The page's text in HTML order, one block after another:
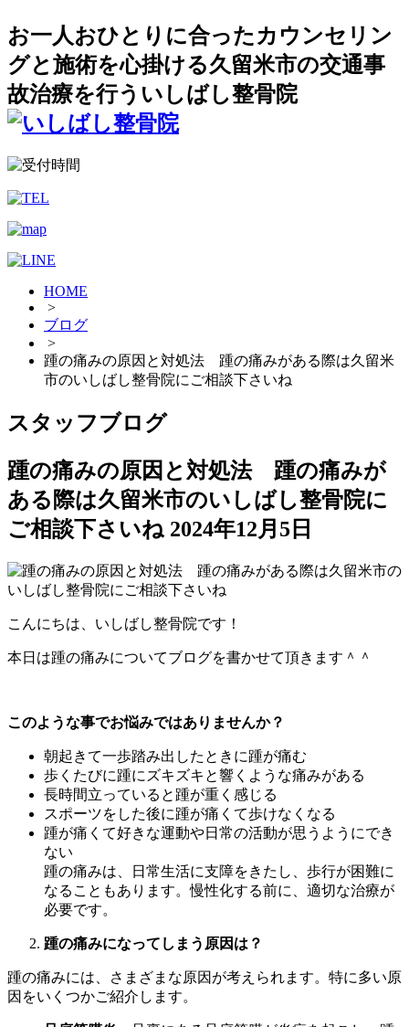
お一人おひとりに合ったカウンセリン
グと施術を心掛ける久留米市の交通事
故治療を行ういしばし整骨院
HOME
>
ブログ
>
踵の痛みの原因と対処法 踵の痛みがある際は久留米
市のいしばし整骨院にご相談下さいね
スタッフブログ
踵の痛みの原因と対処法 踵の痛みが
ある際は久留米市のいしばし整骨院に
ご相談下さいね 2024年12月5日
こんにちは、いしばし整骨院です！
本日は踵の痛みについてブログを書かせて頂きます＾＾
このような事でお悩みではありませんか？
朝起きて一歩踏み出したときに踵が痛む
歩くたびに踵にズキズキと響くような痛みがある
長時間立っていると踵が重く感じる
スポーツをした後に踵が痛くて歩けなくなる
踵が痛くて好きな運動や日常の活動が思うようにでき
ない
踵の痛みは、日常生活に支障をきたし、歩行が困難に
なることもあります。慢性化する前に、適切な治療が
必要です。
踵の痛みになってしまう原因は？
踵の痛みには、さまざまな原因が考えられます。特に多い原
因をいくつかご紹介します。